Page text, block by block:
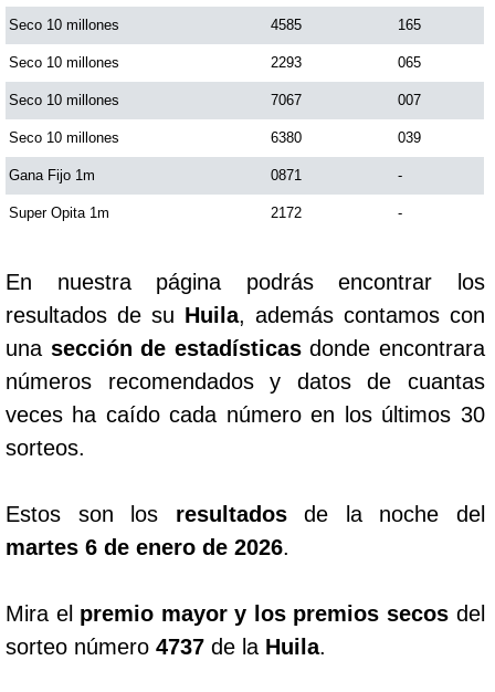
Saman de la suerte
Sinuano Día
Sinuano Noche
Seco 10 millones 4585 165
Seco 10 millones 2293 065
Seco 10 millones 7067 007
Seco 10 millones 6380 039
Gana Fijo 1m 0871 -
Super Opita 1m 2172 -
En nuestra página podrás encontrar los
resultados de su Huila, además contamos con
una sección de estadísticasdonde encontrara
números recomendados y datos de cuantas
veces ha caído cada número en los últimos 30
sorteos.
Estos son los resultadosde la noche del
martes 6 de enero de 2026.
Mira el premio mayor y los premios secosdel
sorteo número 4737 de la Huila.